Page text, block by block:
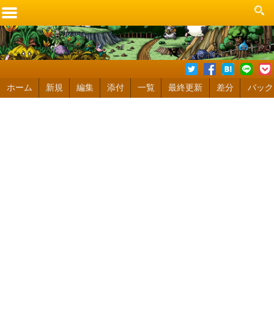
ホーム 新規 編集 添付 一覧 最終更新 差分 バッ